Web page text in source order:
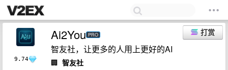
9.74
打赏
Ai2You PRO
智友社，让更多的人用上更好的AI
🏢 智友社